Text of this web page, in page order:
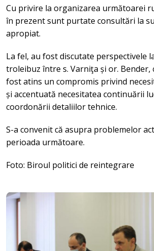
Cu privire la organizarea următoarei
în prezent sunt purtate consultări la
apropiat.
La fel, au fost discutate perspectivele
troleibuz între s. Varniţa și or.
fost atins un compromis privind
și accentuată necesitatea continuării
coordonării detaliilor tehnice.
S-a convenit că asupra problemelor
perioada următoare.
Foto: Biroul politici de reintegrare